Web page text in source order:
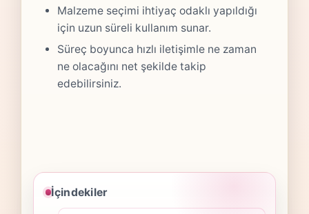
Malzeme seçimi ihtiyaç odaklı yapıldığı
için uzun süreli kullanım sunar.
Süreç boyunca hızlı iletişimle ne zaman
ne olacağını net şekilde takip
edebilirsiniz.
İçindekiler